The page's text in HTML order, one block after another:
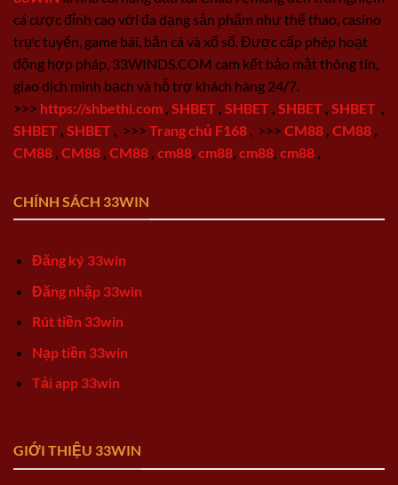
cá cược đỉnh cao với đa dạng sản phẩm như thể thao, casino
trực tuyến, game bài, bắn cá và xổ số. Được cấp phép hoạt
động hợp pháp, 33WINDS.COM cam kết bảo mật thông tin,
giao dịch minh bạch và hỗ trợ khách hàng 24/7.
>>> https://shbethi.com SHBET SHBET SHBET SHBET
SHBET SHBET >>> Trang chủ F168 >>> CM88 CM88
CM88 CM88 CM88 cm88 cm88 cm88 cm88
CHÍNH SÁCH 33WIN
Đăng ký 33win
Đăng nhập 33win
Rút tiền 33win
Nạp tiền 33win
Tải app 33win
GIỚI THIỆU 33WIN